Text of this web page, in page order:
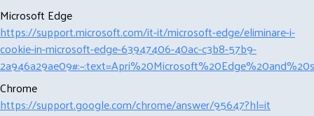
Microsoft Edge
https://support.microsoft.com/it-it/microsoft-edge/eliminare-i-
cookie-in-microsoft-edge-63947406-40ac-c3b8-57b9-
Chrome
https://support.google.com/chrome/answer/95647?hl=it